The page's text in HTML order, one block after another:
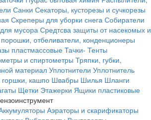
Санки Секаторы, кусторезы и сучкорезы
Скреперы для уборки снега Собиратели
мусора Средтсва защиты от насекомых и
отбеливатели, конденционеры
пластмассовые Тачки- Тенты
и спиртометры Тряпки, губки,
материалУплотнители Уплотнитель
кашпо Швабры Шилья Шланги
Щетки Этажерки Ящики пластиковые
Аэраторы и скарификаторы